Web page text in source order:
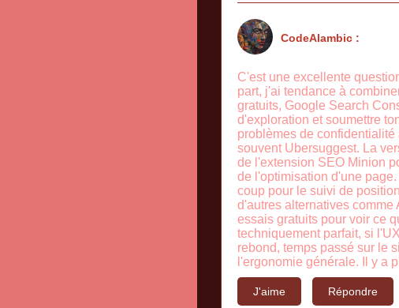
CodeAlambic :
C'est une excellente
part, j'ai tendance à
gratuits, Google Search
d'exploration et soumettre
problèmes de
souvent Ubersuggest. La
de l'extension SEO Minion
de l'optimisation d'une
coup pour le suivi de
d'autres alternatives comme
essais gratuits pour voir ce
techniquement parfait, si
rebond, temps passé sur le
l'ergonomie générale. Il y a
J'aime Répondre